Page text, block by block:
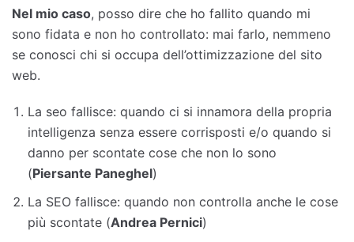
Nel mio caso, posso dire che ho fallito quando mi
sono fidata e non ho controllato: mai farlo, nemmeno
se conosci chi si occupa dell’ottimizzazione del sito
web.
La seo fallisce: quando ci si innamora della propria
intelligenza senza essere corrisposti e/o quando si
danno per scontate cose che non lo sono
(Piersante Paneghel)
La SEO fallisce: quando non controlla anche le cose
più scontate (Andrea Pernici)